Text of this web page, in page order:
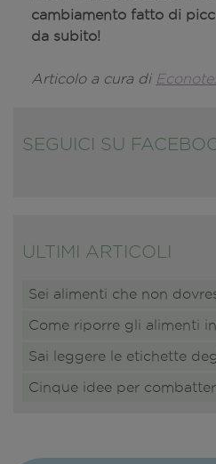
cambiamento fatto di
da subito!
Articolo a cura di
SEGUICI SU
ULTIMI ARTICOLI
Sei alimenti che non
Come riporre gli alimenti
Sai leggere le etichette
Cinque idee per